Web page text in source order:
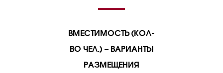
ВМЕСТИМОСТЬ (КОЛ-
ВО ЧЕЛ.) – ВАРИАНТЫ
РАЗМЕЩЕНИЯ